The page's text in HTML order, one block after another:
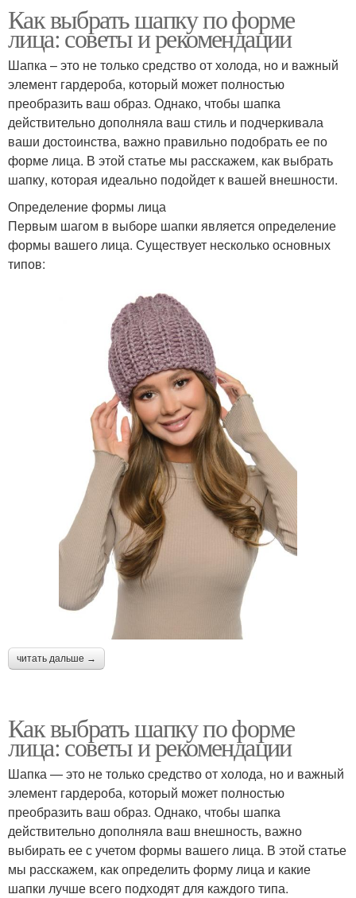
Как выбрать шапку по форме
лица: советы и рекомендации
Шапка – это не только средство от холода, но и важный
элемент гардероба, который может полностью
преобразить ваш образ. Однако, чтобы шапка
действительно дополняла ваш стиль и подчеркивала
ваши достоинства, важно правильно подобрать ее по
форме лица. В этой статье мы расскажем, как выбрать
шапку, которая идеально подойдет к вашей внешности.
Определение формы лица
Первым шагом в выборе шапки является определение
формы вашего лица. Существует несколько основных
типов:
читать дальше →
Как выбрать шапку по форме
лица: советы и рекомендации
Шапка — это не только средство от холода, но и важный
элемент гардероба, который может полностью
преобразить ваш образ. Однако, чтобы шапка
действительно дополняла ваш внешность, важно
выбирать ее с учетом формы вашего лица. В этой статье
мы расскажем, как определить форму лица и какие
шапки лучше всего подходят для каждого типа.